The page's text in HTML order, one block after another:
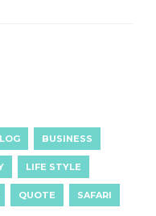
BUSINESS
LIFE STYLE
QUOTE SAFARI